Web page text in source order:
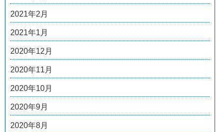
2021年2月
2021年1月
2020年12月
2020年11月
2020年10月
2020年9月
2020年8月